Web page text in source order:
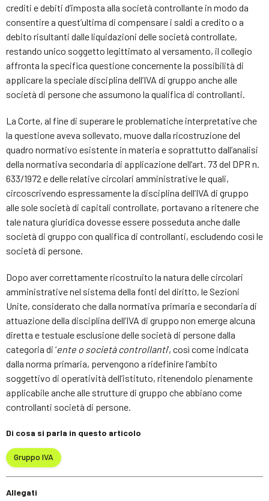
crediti e debiti d’imposta alla società controllante in modo da
consentire a quest’ultima di compensare i saldi a credito o a
debito risultanti dalle liquidazioni delle società controllate,
restando unico soggetto legittimato al versamento, il collegio
affronta la specifica questione concernente la possibilità di
applicare la speciale disciplina dell’IVA di gruppo anche alle
società di persone che assumono la qualifica di controllanti.
La Corte, al fine di superare le problematiche interpretative che
la questione aveva sollevato, muove dalla ricostruzione del
quadro normativo esistente in materia e soprattutto dall’analisi
della normativa secondaria di applicazione dell’art. 73 del DPR n.
633/1972 e delle relative circolari amministrative le quali,
circoscrivendo espressamente la disciplina dell’IVA di gruppo
alle sole società di capitali controllate, portavano a ritenere che
tale natura giuridica dovesse essere posseduta anche dalle
società di gruppo con qualifica di controllanti, escludendo così le
società di persone.
Dopo aver correttamente ricostruito la natura delle circolari
amministrative nel sistema della fonti del diritto, le Sezioni
Unite, considerato che dalla normativa primaria e secondaria di
attuazione della disciplina dell’IVA di gruppo non emerge alcuna
diretta e testuale esclusione delle società di persone dalla
categoria di ‘ente o società controllanti’, così come indicata
dalla norma primaria, pervengono a ridefinire l’ambito
soggettivo di operatività dell’istituto, ritenendolo pienamente
applicabile anche alle strutture di gruppo che abbiano come
controllanti società di persone.
Di cosa si parla in questo articolo
Gruppo IVA
Allegati